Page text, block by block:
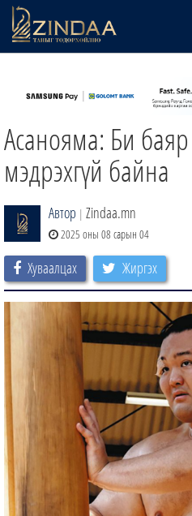
ТВ8
ӨГЛӨӨНИЙ СОНИН
ЗИНДАА СЭТГҮҮЛ
Асанояма: Би баяр
мэдрэхгүй байна
Автор | Zindaa.mn
2025 оны 08 сарын 04
Хуваалцах Жиргэх